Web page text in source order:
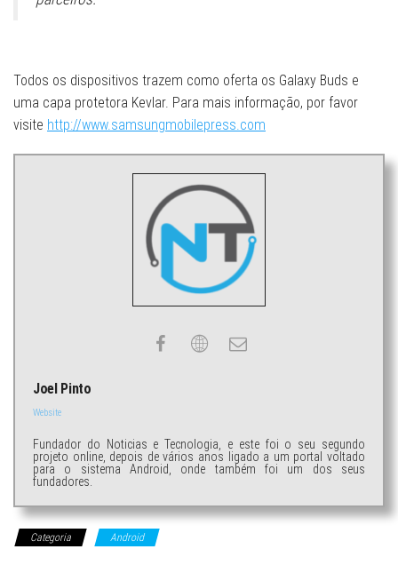
Todos os dispositivos trazem como oferta os Galaxy Buds e
uma capa protetora Kevlar. Para mais informação, por favor
visite http://www.samsungmobilepress.com
Joel Pinto
Website
Fundador do Noticias e Tecnologia, e este foi o seu segundo
projeto online, depois de vários anos ligado a um portal voltado
para o sistema Android, onde também foi um dos seus
fundadores.
Categoria Android